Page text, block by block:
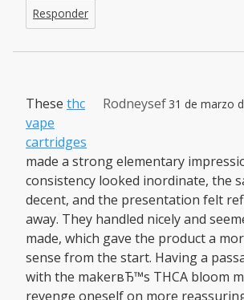
Responder
Rodneysef 31 de marzo
These thc
vape
cartridges
made a strong elementary
consistency looked inordinate, the
decent, and the presentation felt
away. They handled nicely and
made, which gave the product a
sense from the start. Having a
with the makerвЂ™s THCA bloom
revenge oneself on more